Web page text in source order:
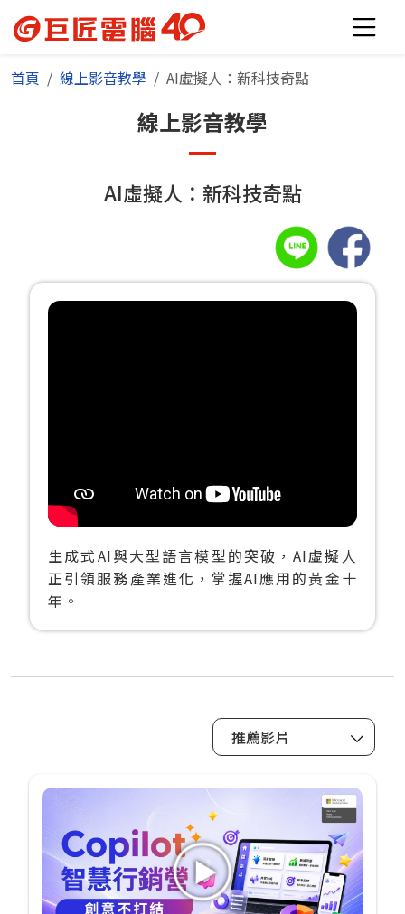
首頁 線上影音教學 AI虛擬人：新科技奇點
線上影音教學
AI虛擬人：新科技奇點
生成式AI與大型語言模型的突破，AI虛擬人
正引領服務產業進化，掌握AI應用的黃金十
年。